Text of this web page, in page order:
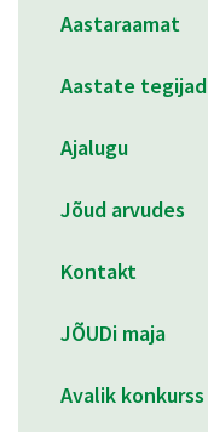
Aastaraamat
Aastate tegijad
Ajalugu
Jõud arvudes
Kontakt
JÕUDi maja
Avalik konkurss